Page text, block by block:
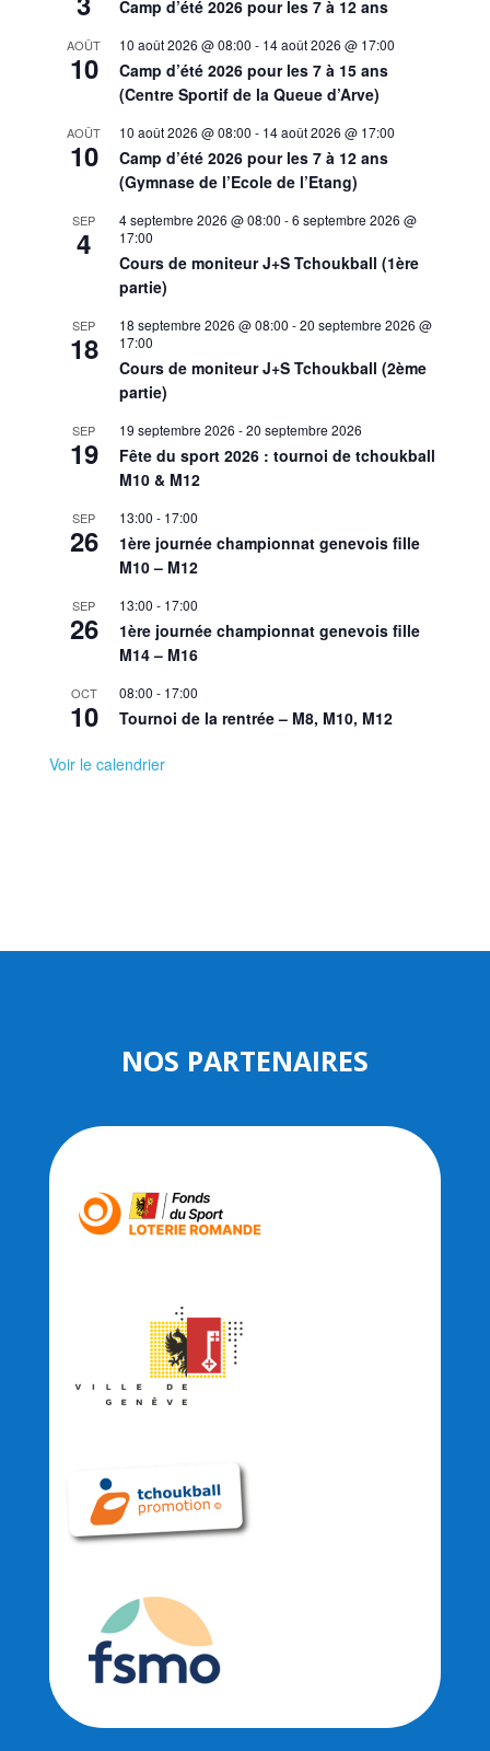
Camp d’été 2026 pour les 7 à 12 ans
AOÛT
10
10 août 2026 @ 08:00 - 14 août 2026 @ 17:00
Camp d’été 2026 pour les 7 à 15 ans
(Centre Sportif de la Queue d’Arve)
AOÛT
10
10 août 2026 @ 08:00 - 14 août 2026 @ 17:00
Camp d’été 2026 pour les 7 à 12 ans
(Gymnase de l’Ecole de l’Etang)
SEP
4
4 septembre 2026 @ 08:00 -6 septembre 2026 @
17:00
Cours de moniteur J+S Tchoukball (1ère
partie)
SEP
18
18 septembre 2026 @ 08:00 -20 septembre 2026 @
17:00
Cours de moniteur J+S Tchoukball (2ème
partie)
SEP
19
19 septembre 2026 -20 septembre 2026
Fête du sport 2026 : tournoi de tchoukball
M10 & M12
SEP
26
13:00 - 17:00
1ère journée championnat genevois fille
M10 – M12
SEP
26
13:00 - 17:00
1ère journée championnat genevois fille
M14 – M16
OCT
10
08:00 - 17:00
Tournoi de la rentrée – M8, M10, M12
Voir le calendrier
NOS PARTENAIRES